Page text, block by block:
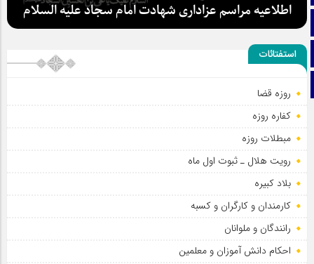
آپارات
اینستاگرام
اطلاعیه مراسم عزاداری شهادت امام سجاد علیه السلام
استفتائات
روزه قضا
کفاره روزه
مبطلات روزه
رویت هلال ـ ثبوت اول ماه
بلاد کبیره
کارمندان و کارگران و کسبه
رانندگان و ملوانان
احکام دانش آموزان و معلمین